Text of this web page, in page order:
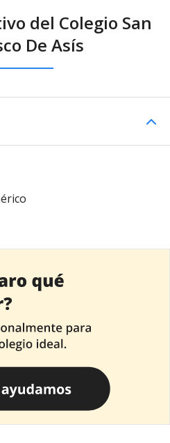
del Colegio San
De Asís